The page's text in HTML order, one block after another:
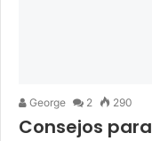
George 2 290
Consejos